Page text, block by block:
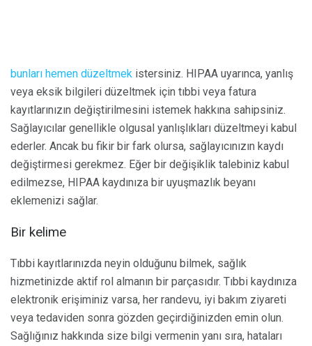
bunları hemen düzeltmek istersiniz. HIPAA uyarınca, yanlış
veya eksik bilgileri düzeltmek için tıbbi veya fatura
kayıtlarınızın değiştirilmesini istemek hakkına sahipsiniz.
Sağlayıcılar genellikle olgusal yanlışlıkları düzeltmeyi kabul
ederler. Ancak bu fikir bir fark olursa, sağlayıcınızın kaydı
değiştirmesi gerekmez. Eğer bir değişiklik talebiniz kabul
edilmezse, HIPAA kaydınıza bir uyuşmazlık beyanı
eklemenizi sağlar.
Bir kelime
Tıbbi kayıtlarınızda neyin olduğunu bilmek, sağlık
hizmetinizde aktif rol almanın bir parçasıdır. Tıbbi kaydınıza
elektronik erişiminiz varsa, her randevu, iyi bakım ziyareti
veya tedaviden sonra gözden geçirdiğinizden emin olun.
Sağlığınız hakkında size bilgi vermenin yanı sıra, hataları